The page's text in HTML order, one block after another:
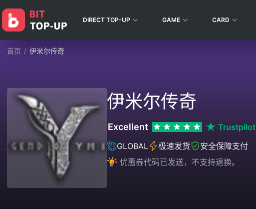
DIRECT TOP-UP GAME CARD
首页 / 伊米尔传奇
伊米尔传奇
Excellent
Trustpilot
GLOBAL
极速发货
安全保障支付
优惠券代码已发送，不支持退换。